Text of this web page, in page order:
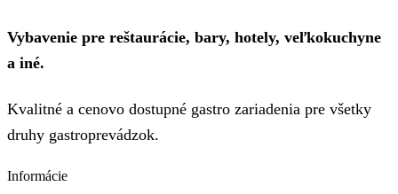
Vybavenie pre reštaurácie, bary, hotely, veľkokuchyne
a iné.
Kvalitné a cenovo dostupné gastro zariadenia pre všetky
druhy gastroprevádzok.
Informácie